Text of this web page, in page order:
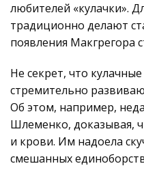
любителей «кулачки».
традиционно делают
появления Макгрегора
Не секрет, что
стремительно
Об этом, например,
Шлеменко, доказывая,
и крови. Им надоела
смешанных